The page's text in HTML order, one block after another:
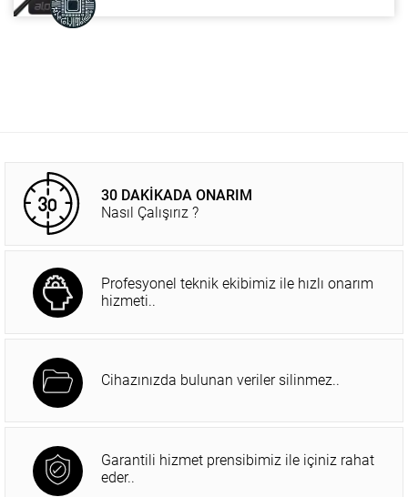
30 DAKİKADA ONARIM
Nasıl Çalışırız ?
Profesyonel teknik ekibimiz ile hızlı onarım
hizmeti..
Cihazınızda bulunan veriler silinmez..
Garantili hizmet prensibimiz ile içiniz rahat
eder..